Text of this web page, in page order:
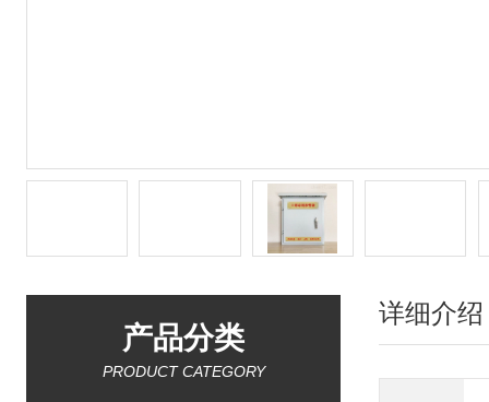
产品分类
PRODUCT CATEGORY
详细介绍